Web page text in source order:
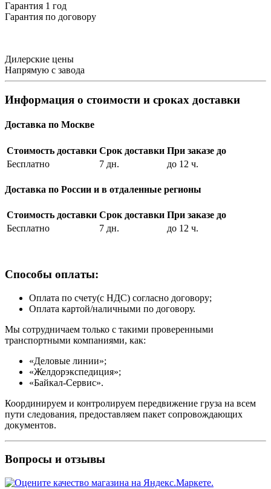
Гарантия 1 год
Гарантия по договору
Дилерские цены
Напрямую с завода
Информация о стоимости и сроках доставки
Доставка по Москве
Стоимость доставки Срок доставки При заказе до
Бесплатно
7 дн. до 12 ч.
Доставка по России и в отдаленные регионы
Стоимость доставки Срок доставки При заказе до
Бесплатно
7 дн. до 12 ч.
Способы оплаты:
Оплата по счету(с НДС) согласно договору;
Оплата картой/наличными по договору.
Мы сотрудничаем только с такими проверенными
транспортными компаниями, как:
«Деловые линии»;
«Желдорэкспедиция»;
«Байкал-Сервис».
Координируем и контролируем передвижение груза на всем
пути следования, предоставляем пакет сопровождающих
документов.
Вопросы и отзывы